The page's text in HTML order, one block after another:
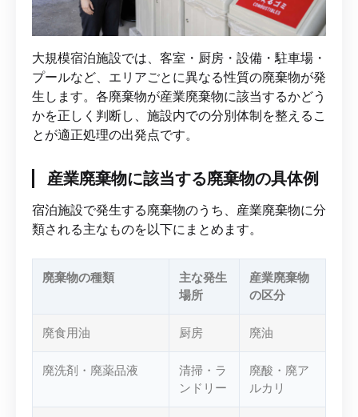
大規模宿泊施設では、客室・厨房・設備・駐車場・
プールなど、エリアごとに異なる性質の廃棄物が発
生します。各廃棄物が産業廃棄物に該当するかどう
かを正しく判断し、施設内での分別体制を整えるこ
とが適正処理の出発点です。
産業廃棄物に該当する廃棄物の具体例
宿泊施設で発生する廃棄物のうち、産業廃棄物に分
類される主なものを以下にまとめます。
廃棄物の種類
主な発生
場所
産業廃棄物
の区分
廃食用油 厨房 廃油
廃洗剤・廃薬品液
清掃・ラ
ンドリー
廃酸・廃ア
ルカリ